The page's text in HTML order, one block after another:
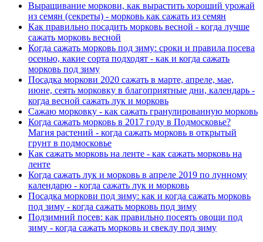
Выращивание моркови, как вырастить хороший урожай
из семян (секреты) - морковь как сажать из семян
Как правильно посадить морковь весной - когда лучше
сажать морковь весной
Когда сажать морковь под зиму: сроки и правила посева
осенью, какие сорта подходят - как и когда сажать
морковь под зиму
Посадка моркови 2020 сажать в марте, апреле, мае,
июне, сеять морковку в благоприятные дни, календарь -
когда весной сажать лук и морковь
Сажаю морковку - как сажать гранулированную морковь
Когда сажать морковь в 2017 году в Подмосковье?
Магия растений - когда сажать морковь в открытый
грунт в подмосковье
Как сажать морковь на ленте - как сажать морковь на
ленте
Когда сажать лук и морковь в апреле 2019 по лунному
календарю - когда сажать лук и морковь
Посадка моркови под зиму: как и когда сажать морковь
под зиму - когда сажать морковь под зиму
Подзимний посев: как правильно посеять овощи под
зиму - когда сажать морковь и свеклу под зиму